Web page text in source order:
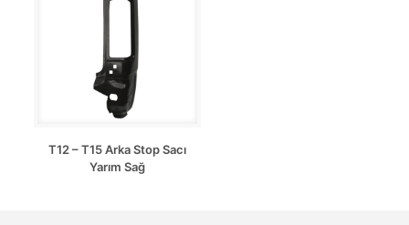
T12 – T15 Arka Stop Sacı
Yarım Sağ